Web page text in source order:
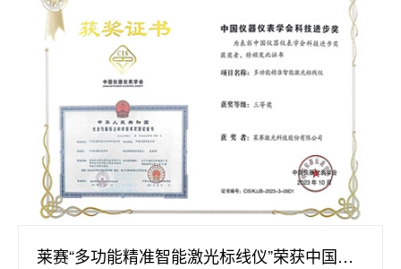
莱赛“多功能精准智能激光标线仪”荣获中国仪器仪表学会科学技术奖 三等奖